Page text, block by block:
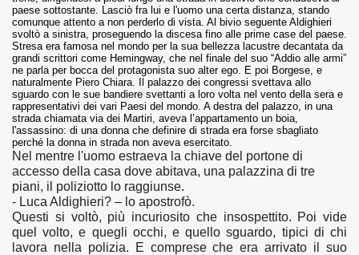
paese sottostante. Lasciò fra lui e l'uomo una certa distanza, stando
comunque attento a non perderlo di vista. Al bivio seguente Aldighieri
svoltò a sinistra, proseguendo la discesa fino alle prime case del paese.
Stresa era famosa nel mondo per la sua bellezza lacustre decantata da
grandi scrittori come Hemingway, che nel finale del suo “Addio alle armi”
ne parla per bocca del protagonista suo alter ego. E poi Borgese, e
naturalmente Piero Chiara. Il palazzo dei congressi svettava allo
sguardo con le sue bandiere svettanti a loro volta nel vento della sera e
rappresentativi dei vari Paesi del mondo. A destra del palazzo, in una
strada chiamata via dei Martiri, aveva l’appartamento un boia,
l'assassino: di una donna che definire di strada era forse sbagliato
perché la donna in strada non aveva esercitato.
Nel mentre l'uomo estraeva la chiave del portone di
accesso della casa dove abitava, una palazzina di tre
piani, il poliziotto lo raggiunse.
- Luca Aldighieri? – lo apostrofò.
Questi si voltò, più incuriosito che insospettito. Poi vide
quel volto, e quegli occhi, e quello sguardo, tipici di chi
lavora nella polizia. E comprese che era arrivato il suo